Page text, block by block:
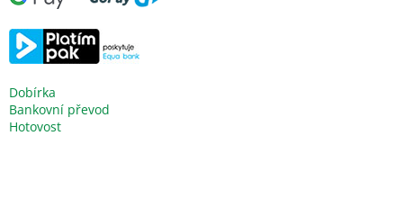
Dobírka
Bankovní převod
Hotovost